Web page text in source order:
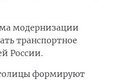
модернизации
транспортное
России.
формируют